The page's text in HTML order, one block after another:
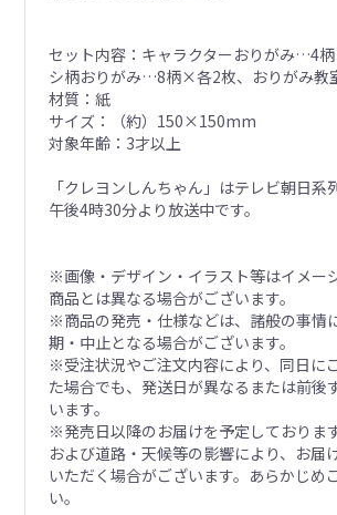
セット内容：キャラクターおりがみ…4
シ柄おりがみ…8柄×各2枚、おりがみ教
材質：紙
サイズ：（約）150×150mm
対象年齢：3才以上
「クレヨンしんちゃん」はテレビ朝日系
午後4時30分より放送中です。
※画像・デザイン・イラスト等はイメー
商品とは異なる場合がございます。
※商品の発売・仕様などは、諸般の事情
期・中止となる場合がございます。
※受注状況やご注文内容により、同日に
た場合でも、発送日が異なるまたは前後
います。
※発売日以降のお届けを予定しておりま
および道路・天候等の影響により、お届
いただく場合がございます。あらかじめ
い。